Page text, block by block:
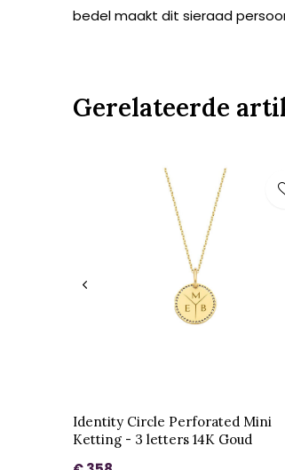
bedel maakt dit sieraad
Gerelateerde
Identity Circle Perforated Mini
Ketting - 3 letters 14K Goud